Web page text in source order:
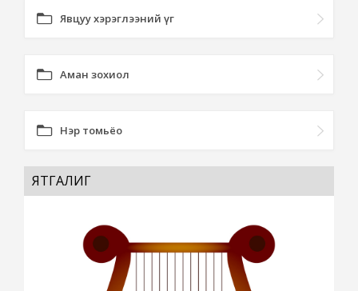
Явцуу хэрэглээний үг
Аман зохиол
Нэр томьёо
ЯТГАЛИГ